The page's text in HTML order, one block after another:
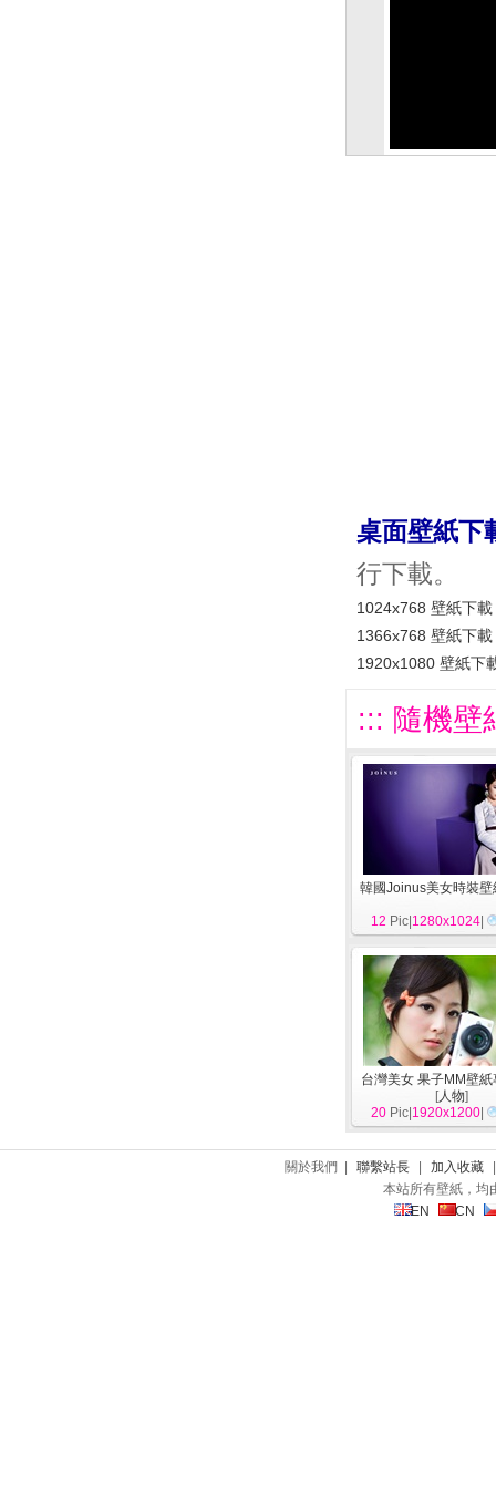
桌面壁紙下
行下載。
1024x768 壁紙下載
1366x768 壁紙下載
1920x1080 壁紙下
::: 隨機壁
韓國Joinus美女時裝壁
12 Pic| 1280x1024
台灣美女 果子MM壁
[人物]
20 Pic| 1920x1200
關於我們 | 聯繫站長 加入收藏
本站所有壁紙，均
EN
CN